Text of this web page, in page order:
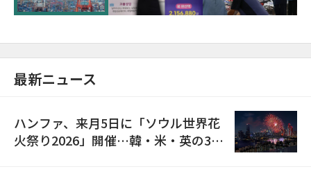
最新ニュース
ハンファ、来月5日に「ソウル世界花
火祭り2026」開催…韓・米・英の3カ